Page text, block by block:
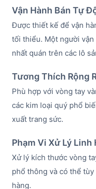
Vận Hành Bán Tự
Được thiết kế để vận
tối thiểu. Một người
nhất quán trên các lô
Tương Thích Rộng
Phù hợp với vòng tay
các kim loại quý phổ
xuất trang sức.
Phạm Vi Xử Lý Linh
Xử lý kích thước vòng
phổ thông và có thể
hàng.